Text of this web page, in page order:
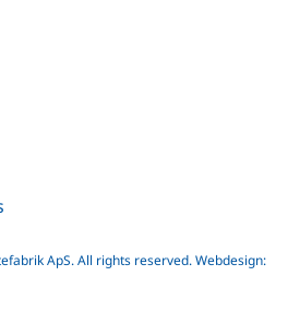
ApS. All rights reserved.Webdesign: